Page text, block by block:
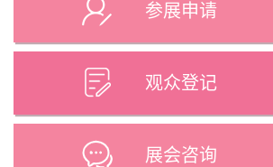
参展申请
观众登记
展会咨询